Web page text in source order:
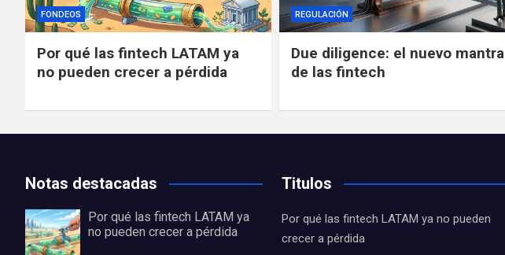
FONDEOS
Por qué las fintech LATAM ya
no pueden crecer a pérdida
REGULACIÓN
Due diligence: el nuevo mantra
de las fintech
Notas destacadas
Por qué las fintech LATAM ya
no pueden crecer a pérdida
Titulos
Por qué las fintech LATAM ya no pueden
crecer a pérdida